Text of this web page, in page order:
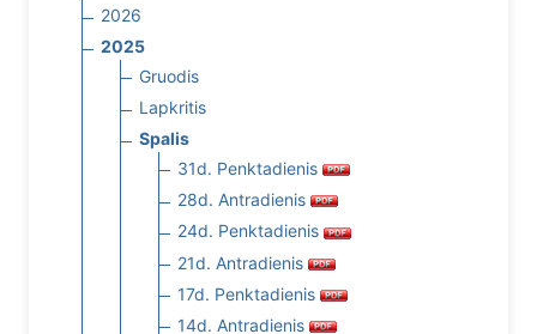
2026
2025
Gruodis
Lapkritis
Spalis
31d. Penktadienis
28d. Antradienis
24d. Penktadienis
21d. Antradienis
17d. Penktadienis
14d. Antradienis